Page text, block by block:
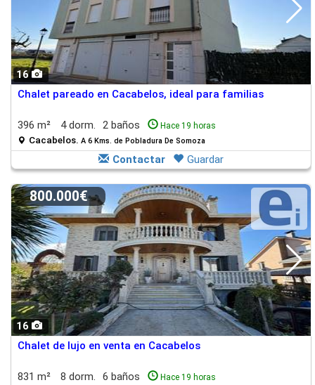
16
Chalet pareado en Cacabelos, ideal para familias
396 m² 4 dorm. 2 baños Hace 19 horas
Cacabelos. A 6 Kms. de Pobladura De Somoza
Contactar Guardar
16
800.000€
Chalet de lujo en venta en Cacabelos
831 m² 8 dorm. 6 baños Hace 19 horas